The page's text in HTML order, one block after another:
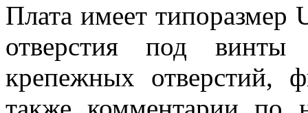
Плата имеет
отверстия под
крепежных отверстий,